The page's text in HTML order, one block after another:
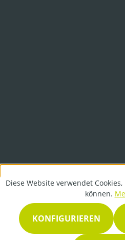
Diese Website verwendet
können.
KONFIGURIEREN